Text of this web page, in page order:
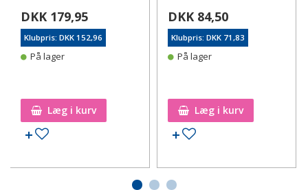
DKK 179,95
Klubpris: DKK 152,96
På lager
Læg i kurv
Tilføj til ønskeseddel
DKK 84,50
Klubpris: DKK 71,83
På lager
Læg i kurv
Tilføj til ønskeseddel